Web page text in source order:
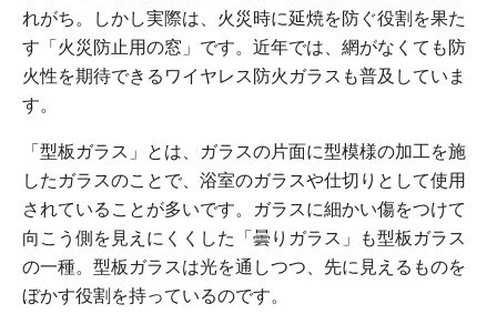
れがち。しかし実際は、火災時に延焼を防ぐ役割を果た
す「火災防止用の窓」です。近年では、網がなくても防
火性を期待できるワイヤレス防火ガラスも普及していま
す。
「型板ガラス」とは、ガラスの片面に型模様の加工を施
したガラスのことで、浴室のガラスや仕切りとして使用
されていることが多いです。ガラスに細かい傷をつけて
向こう側を見えにくくした「曇りガラス」も型板ガラス
の一種。型板ガラスは光を通しつつ、先に見えるものを
ぼかす役割を持っているのです。